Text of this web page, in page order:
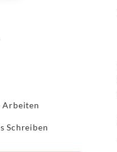
Arbeiten
Schreiben